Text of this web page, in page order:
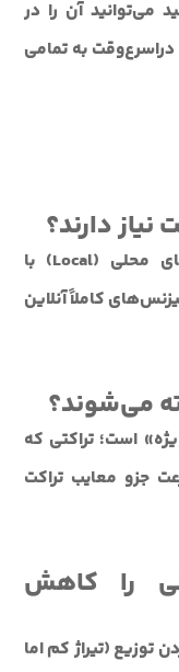
می‌توانید آن را در
دراسرع‌وقت به تمامی
دارند؟
خیر؛ این ابزار عمدتاً برای کسب‌وکارهای محلی (Local) با
کاملاً آنلاین
می‌شوند؟
است؛ تراکتی که
جزو معایب تراکت
را کاهش
توزیع (تیراژ کم اما